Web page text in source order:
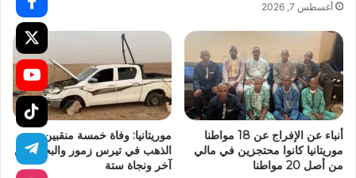
أغسطس 7, 2026
أنباء عن الإفراج عن 18 مواطنا
موريتانيا كانوا محتجزين في مالي
من أصل 20 مواطنا
موريتانيا: وفاة خمسة منقبين عن
الذهب في تيرس زمور والبحث عن
آخر ونجاة ستة